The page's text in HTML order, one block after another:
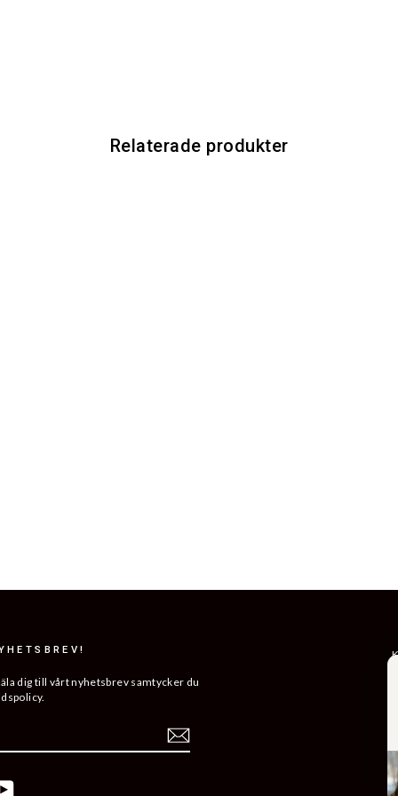
Relaterade produkter
dig till vårt nyhetsbrev samtycker du
YouTube